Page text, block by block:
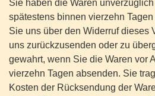
Sie haben die Waren unverzüglich
spätestens binnen vierzehn
Sie uns über den Widerruf dieses
uns zurückzusenden oder zu
gewahrt, wenn Sie die Waren vor
vierzehn Tagen absenden. Sie
Kosten der Rücksendung der